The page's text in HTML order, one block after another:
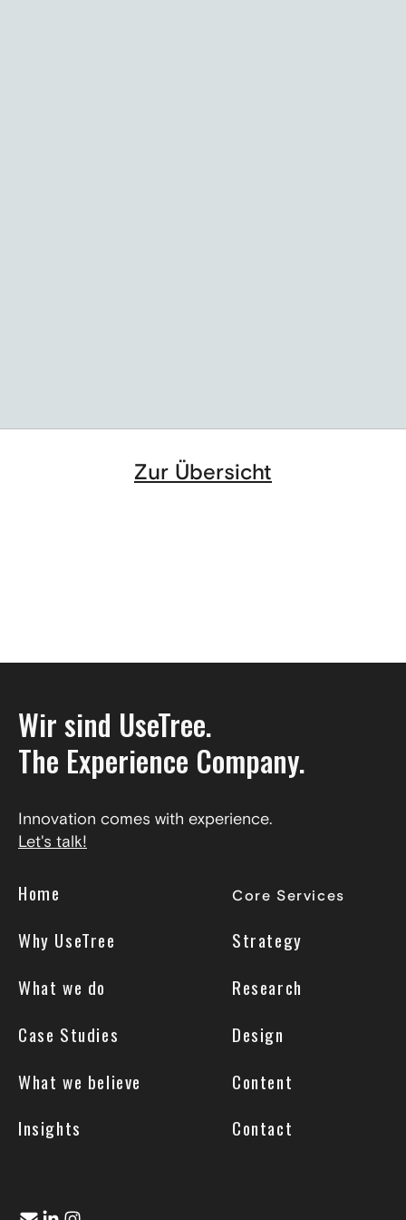
Zur Übersicht
Wir sind UseTree.
The Experience Company.
Innovation comes with experience.
Let's talk!
Home
Why UseTree
What we do
Case Studies
What we believe
Insights
Core Services
Strategy
Research
Design
Content
Contact